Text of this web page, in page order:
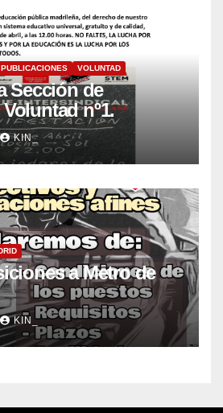
PUBLICACIONES VOLUNTAD
Sección de
nº1.
KIN_
a Metro de
KIN_